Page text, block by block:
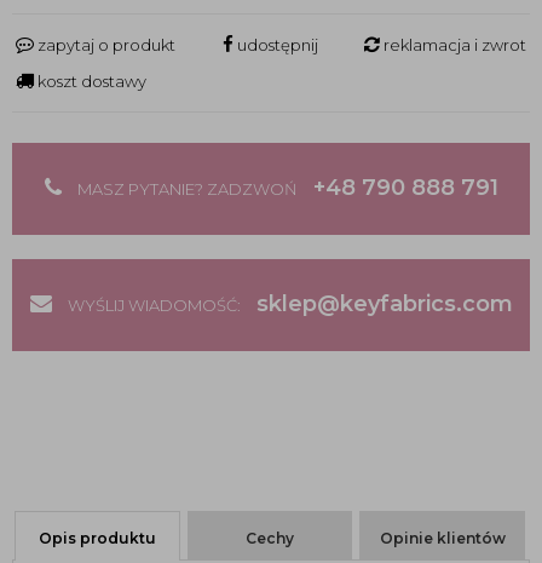
zapytaj o produkt udostępnij
reklamacja i zwrot
koszt dostawy
MASZ PYTANIE? ZADZWOŃ +48 790 888 791
WYŚLIJ WIADOMOŚĆ: sklep@keyfabrics.com
Opis produktu Cechy Opinie klientów